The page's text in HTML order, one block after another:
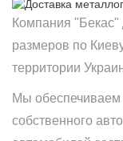
Компания
размеров по
территории
Мы обеспечиваем
собственного